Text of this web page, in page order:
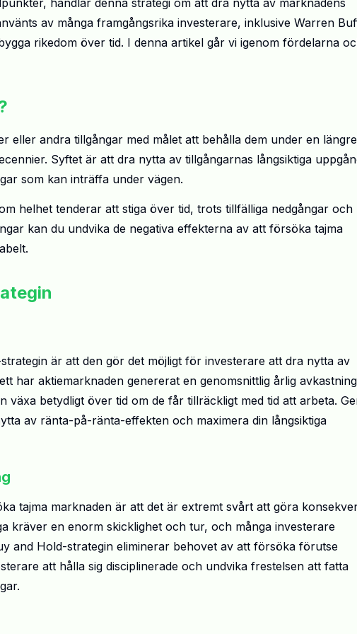
handlar denna strategi om att dra nytta av marknadens
av många framgångsrika investerare, inklusive Warren
rikedom över tid. I denna artikel går vi igenom fördelarna
eller andra tillgångar med målet att behålla dem under en längre
Syftet är att dra nytta av tillgångarnas långsiktiga
som kan inträffa under vägen.
helhet tenderar att stiga över tid, trots tillfälliga nedgångar och
kan du undvika de negativa effekterna av att försöka tajma
är att den gör det möjligt för investerare att dra nytta av
har aktiemarknaden genererat en genomsnittlig årlig
växa betydligt över tid om de får tillräckligt med tid att arbeta.
av ränta-på-ränta-effekten och maximera din långsiktiga
tajma marknaden är att det är extremt svårt att göra
kräver en enorm skicklighet och tur, och många investerare
and Hold-strategin eliminerar behovet av att försöka förutse
att hålla sig disciplinerade och undvika frestelsen att fatta